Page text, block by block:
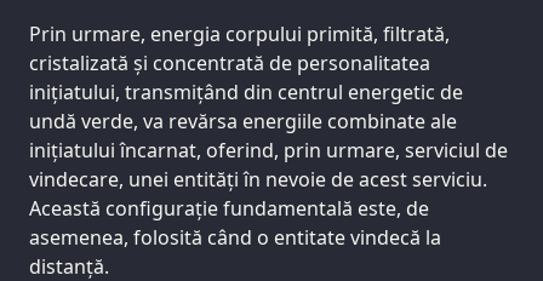
Prin urmare, energia corpului primită, filtrată,
cristalizată și concentrată de personalitatea
inițiatului, transmițând din centrul energetic de
undă verde, va revărsa energiile combinate ale
inițiatului încarnat, oferind, prin urmare, serviciul de
vindecare, unei entități în nevoie de acest serviciu.
Această configurație fundamentală este, de
asemenea, folosită când o entitate vindecă la
distanță.